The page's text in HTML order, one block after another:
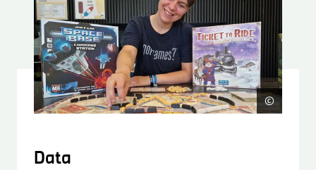
©
Data